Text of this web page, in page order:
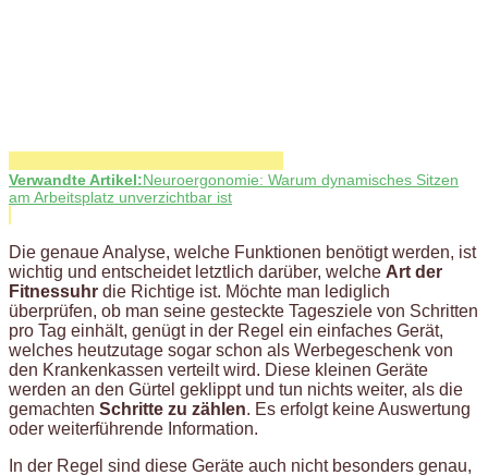
Verwandte Artikel:Neuroergonomie: Warum dynamisches Sitzen
am Arbeitsplatz unverzichtbar ist
Die genaue Analyse, welche Funktionen benötigt werden, ist
wichtig und entscheidet letztlich darüber, welche Art der
Fitnessuhr die Richtige ist. Möchte man lediglich
überprüfen, ob man seine gesteckte Tagesziele von Schritten
pro Tag einhält, genügt in der Regel ein einfaches Gerät,
welches heutzutage sogar schon als Werbegeschenk von
den Krankenkassen verteilt wird. Diese kleinen Geräte
werden an den Gürtel geklippt und tun nichts weiter, als die
gemachten Schritte zu zählen. Es erfolgt keine Auswertung
oder weiterführende Information.
In der Regel sind diese Geräte auch nicht besonders genau,